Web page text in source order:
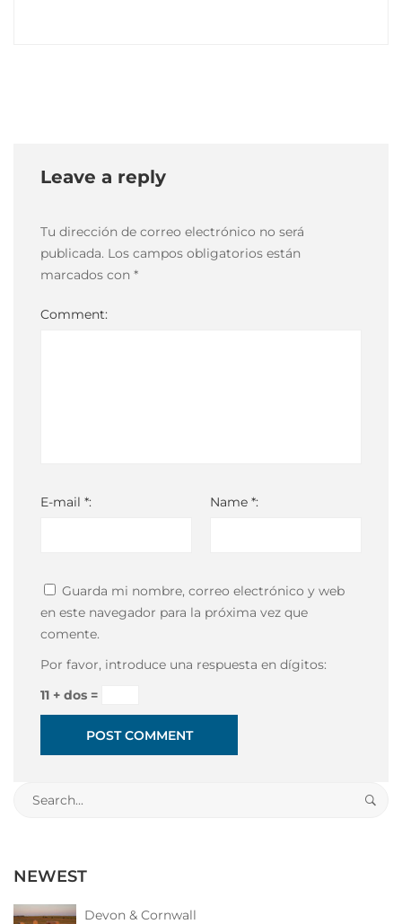
Leave a reply
Tu dirección de correo electrónico no será
publicada. Los campos obligatorios están
marcados con *
Comment:
E-mail *: Name *:
Guarda mi nombre, correo electrónico y web
en este navegador para la próxima vez que
comente.
Por favor, introduce una respuesta en dígitos:
11 + dos =
Search
NEWEST
Devon & Cornwall